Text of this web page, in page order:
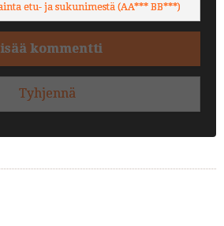
etu- ja sukunimestä (AA*** BB***)
kommentti
Tyhjennä